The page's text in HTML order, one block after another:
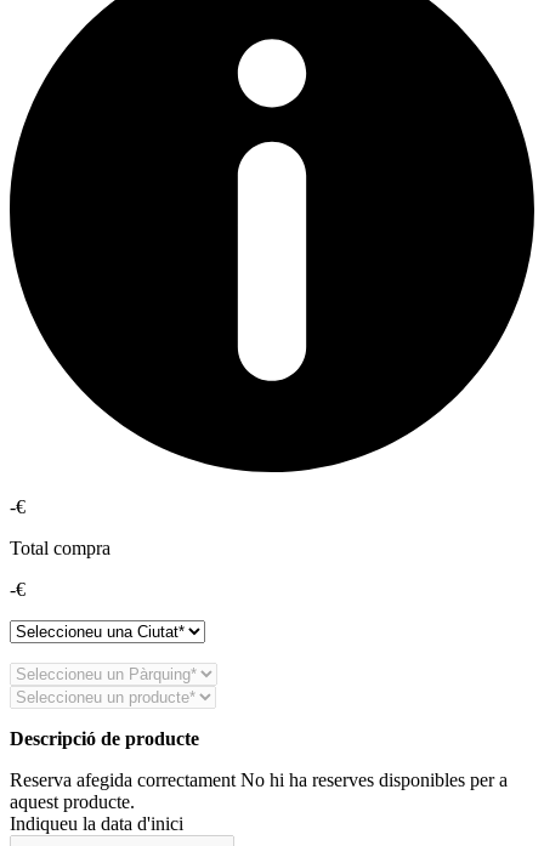
-€
Total compra
-€
Descripció de producte
Reserva afegida correctament No hi ha reserves disponibles per a
aquest producte.
Indiqueu la data d'inici